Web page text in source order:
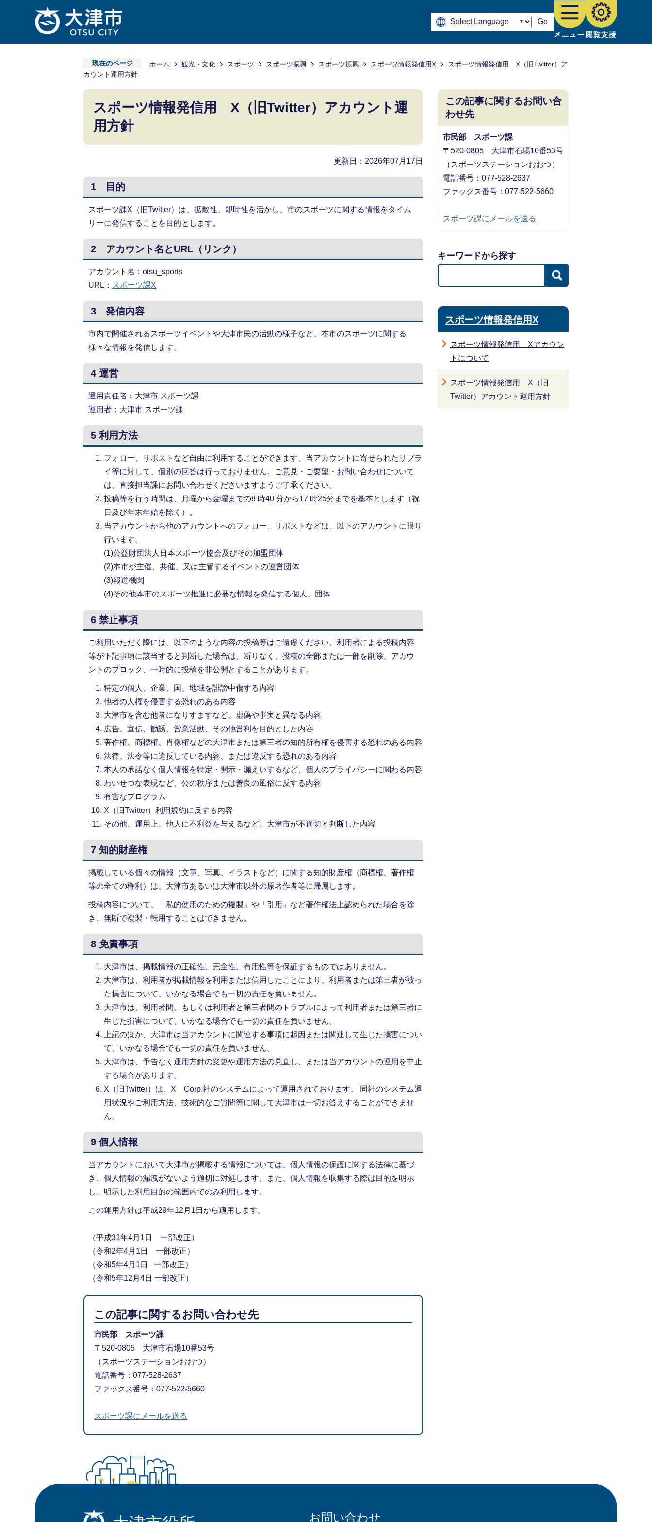
Go
現在のページ ホーム 観光・文化 スポーツ スポーツ振興 スポーツ振興 スポーツ情報発信用X
スポーツ情報発信用 X（旧Twitter）ア
カウント運用方針
スポーツ情報発信用 X（旧Twitter）アカウント運
用方針
更新日：2026年07月17日
1 目的
スポーツ課X（旧Twitter）は、拡散性、即時性を活かし、市のスポーツに関する情報をタイム
リーに発信することを目的とします。
2 アカウント名とURL（リンク）
アカウント名：otsu_sports
URL： スポーツ課X
3 発信内容
市内で開催されるスポーツイベントや大津市民の活動の様子など、本市のスポーツに関する
様々な情報を発信します。
4 運営
運用責任者：大津市 スポーツ課
運用者：大津市 スポーツ課
5 利用方法
フォロー、リポストなど自由に利用することができます。当アカウントに寄せられたリプラ
イ等に対して、個別の回答は行っておりません。ご意見・ご要望・お問い合わせについて
は、直接担当課にお問い合わせくださいますようご了承ください。
投稿等を行う時間は、月曜から金曜までの8 時40 分から17 時25分までを基本とします（祝
日及び年末年始を除く）。
当アカウントから他のアカウントへのフォロー、リポストなどは、以下のアカウントに限り
行います。
(1)公益財団法人日本スポーツ協会及びその加盟団体
(2)本市が主催、共催、又は主管するイベントの運営団体
(3)報道機関
(4)その他本市のスポーツ推進に必要な情報を発信する個人、団体
6 禁止事項
ご利用いただく際には、以下のような内容の投稿等はご遠慮ください。利用者による投稿内容
等が下記事項に該当すると判断した場合は、断りなく、投稿の全部または一部を削除、アカウ
ントのブロック、一時的に投稿を非公開とすることがあります。
特定の個人、企業、国、地域を誹謗中傷する内容
他者の人権を侵害する恐れのある内容
大津市を含む他者になりすますなど、虚偽や事実と異なる内容
広告、宣伝、勧誘、営業活動、その他営利を目的とした内容
著作権、商標権、肖像権などの大津市または第三者の知的所有権を侵害する恐れのある内容
法律、法令等に違反している内容、または違反する恐れのある内容
本人の承諾なく個人情報を特定・開示・漏えいするなど、個人のプライバシーに関わる内容
わいせつな表現など、公の秩序または善良の風俗に反する内容
有害なプログラム
X（旧Twitter）利用規約に反する内容
その他、運用上、他人に不利益を与えるなど、大津市が不適切と判断した内容
7 知的財産権
掲載している個々の情報（文章、写真、イラストなど）に関する知的財産権（商標権、著作権
等の全ての権利）は、大津市あるいは大津市以外の原著作者等に帰属します。
投稿内容について、「私的使用のための複製」や「引用」など著作権法上認められた場合を除
き、無断で複製・転用することはできません。
8 免責事項
大津市は、掲載情報の正確性、完全性、有用性等を保証するものではありません。
大津市は、利用者が掲載情報を利用または信用したことにより、利用者または第三者が被っ
た損害について、いかなる場合でも一切の責任を負いません。
大津市は、利用者間、もしくは利用者と第三者間のトラブルによって利用者または第三者に
生じた損害について、いかなる場合でも一切の責任を負いません。
上記のほか、大津市は当アカウントに関連する事項に起因または関連して生じた損害につい
て、いかなる場合でも一切の責任を負いません。
大津市は、予告なく運用方針の変更や運用方法の見直し、または当アカウントの運用を中止
する場合があります。
X（旧Twitter）は、X Corp.社のシステムによって運用されております。 同社のシステム運
用状況やご利用方法、技術的なご質問等に関して大津市は一切お答えすることができませ
ん。
9 個人情報
当アカウントにおいて大津市が掲載する情報については、個人情報の保護に関する法律に基づ
き、個人情報の漏洩がないよう適切に対処します。また、個人情報を収集する際は目的を明示
し、明示した利用目的の範囲内でのみ利用します。
この運用方針は平成29年12月1日から適用します。
（平成31年4月1日 一部改正）
（令和2年4月1日 一部改正）
（令和5年4月1日 一部改正）
（令和5年12月4日 一部改正）
この記事に関するお問い合わせ先
市民部 スポーツ課
〒520-0805 大津市石場10番53号
（スポーツステーションおおつ）
電話番号：077-528-2637
ファックス番号：077-522-5660
スポーツ課にメールを送る
この記事に関するお問い合
わせ先
市民部 スポーツ課
〒520-0805 大津市石場10番53号
（スポーツステーションおおつ）
電話番号：077-528-2637
ファックス番号：077-522-5660
スポーツ課にメールを送る
キーワードから探す
スポーツ情報発信用X
スポーツ情報発信用 Xアカウン
トについて
スポーツ情報発信用 X（旧
Twitter）アカウント運用方針
お問い合わせ